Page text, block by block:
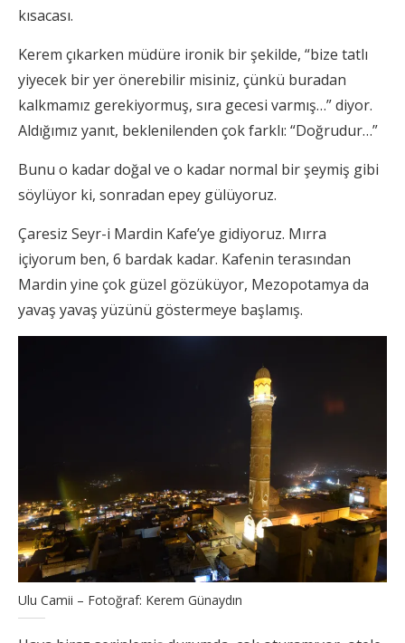
kısacası.
Kerem çıkarken müdüre ironik bir şekilde, “bize tatlı
yiyecek bir yer önerebilir misiniz, çünkü buradan
kalkmamız gerekiyormuş, sıra gecesi varmış…” diyor.
Aldığımız yanıt, beklenilenden çok farklı: “Doğrudur…”
Bunu o kadar doğal ve o kadar normal bir şeymiş gibi
söylüyor ki, sonradan epey gülüyoruz.
Çaresiz Seyr-i Mardin Kafe’ye gidiyoruz. Mırra
içiyorum ben, 6 bardak kadar. Kafenin terasından
Mardin yine çok güzel gözüküyor, Mezopotamya da
yavaş yavaş yüzünü göstermeye başlamış.
Ulu Camii – Fotoğraf: Kerem Günaydın